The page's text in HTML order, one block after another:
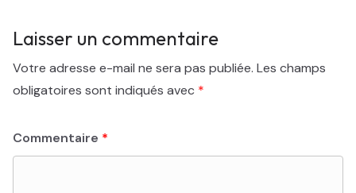
Laisser un commentaire
Votre adresse e-mail ne sera pas publiée. Les champs
obligatoires sont indiqués avec *
Commentaire *